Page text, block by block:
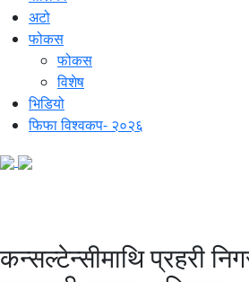
अटो
फोकस
फोकस
विशेष
भिडियो
फिफा विश्वकप- २०२६
कन्सल्टेन्सीमाथि प्रहरी